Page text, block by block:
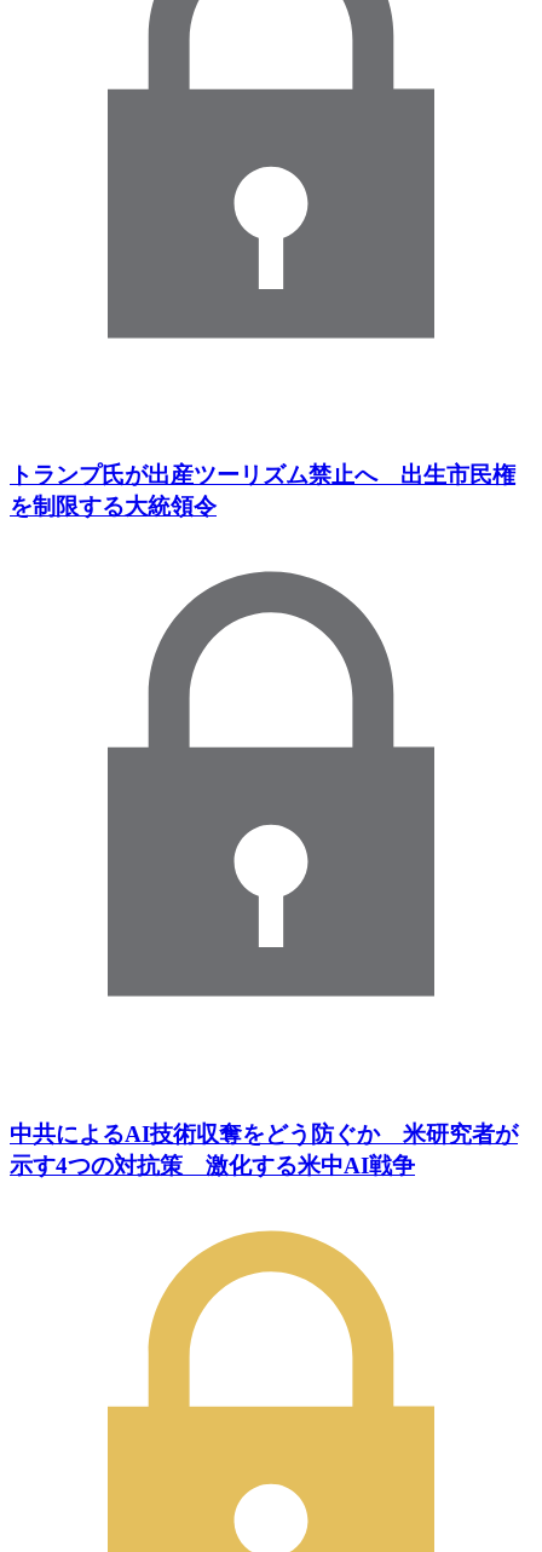
トランプ氏が出産ツーリズム禁止へ 出生市民権
を制限する大統領令
中共によるAI技術収奪をどう防ぐか 米研究者が
示す4つの対抗策 激化する米中AI戦争